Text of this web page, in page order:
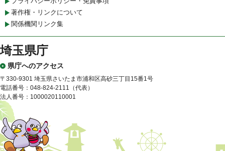
著作権・リンクについて
関係機関リンク集
埼玉県庁
県庁へのアクセス
〒330-9301 埼玉県さいたま市浦和区高砂三丁目15番1号
電話番号：048-824-2111（代表）
法人番号：1000020110001